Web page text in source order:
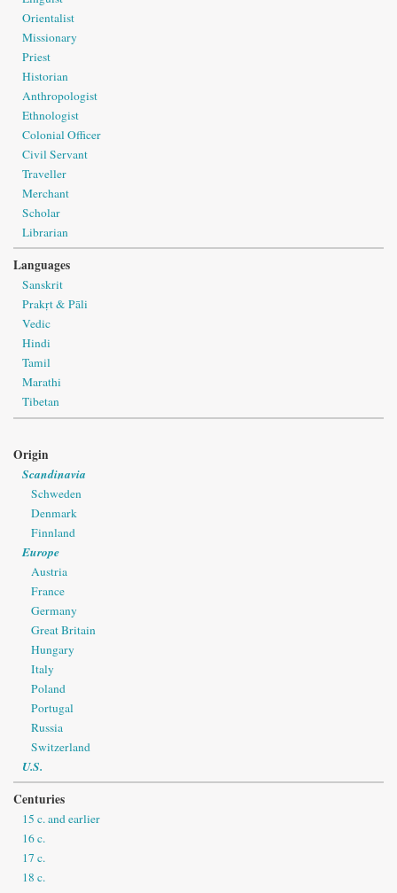
Orientalist
Missionary
Priest
Historian
Anthropologist
Ethnologist
Colonial Officer
Civil Servant
Traveller
Merchant
Scholar
Librarian
Languages
Sanskrit
Prakṛt & Pāli
Vedic
Hindi
Tamil
Marathi
Tibetan
Origin
Scandinavia
Schweden
Denmark
Finnland
Europe
Austria
France
Germany
Great Britain
Hungary
Italy
Poland
Portugal
Russia
Switzerland
U.S.
Centuries
15 c. and earlier
16 c.
17 c.
18 c.